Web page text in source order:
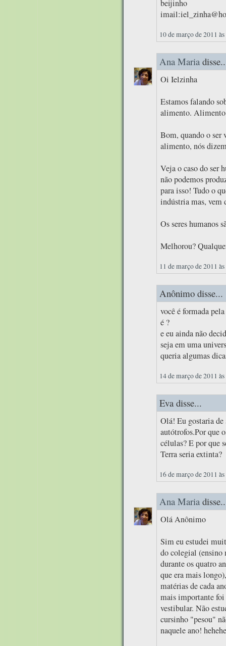
beijinho
10 de março de 2011
Ana Maria
Oi Ielzinha
Estamos falando
alimento. Alimento
Bom, quando o ser
alimento, nós
Veja o caso do ser
não podemos
para isso! Tudo o
indústria mas, vem
Os seres humanos
Melhorou?
11 de março de 2011
Anônimo disse...
você é formada
é ?
e eu ainda não
seja em uma
queria algumas
14 de março de 2011
Eva disse...
Olá! Eu gostaria
autótrofos.Por que
células? E por que
Terra seria extinta?
16 de março de 2011
Ana Maria
Olá Anônimo
Sim eu estudei
do colegial (ensino
durante os quatro
que era mais
matérias de cada
mais importante foi
vestibular. Não
cursinho "pesou"
naquele ano! hehehe